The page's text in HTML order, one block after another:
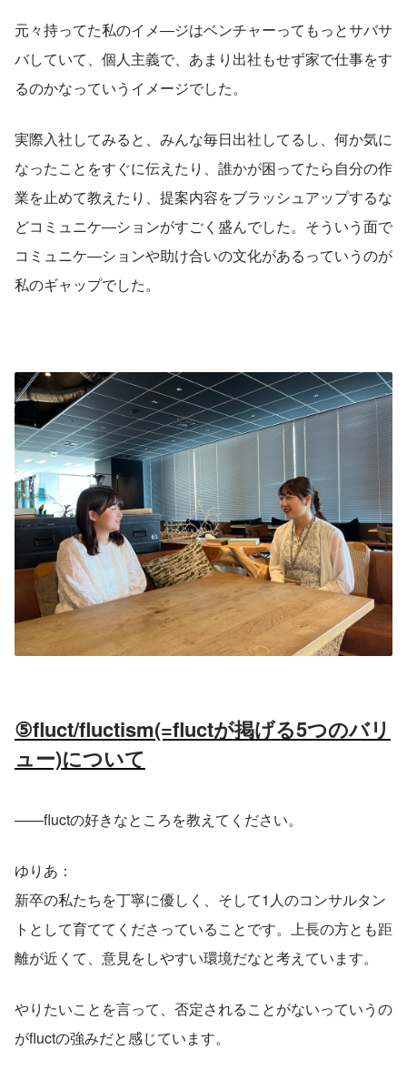
元々持ってた私のイメ―ジはベンチャーってもっとサバサ
バしていて、個人主義で、あまり出社もせず家で仕事をす
るのかなっていうイメージでした。
実際入社してみると、みんな毎日出社してるし、何か気に
なったことをすぐに伝えたり、誰かが困ってたら自分の作
業を止めて教えたり、提案内容をブラッシュアップするな
どコミュニケ―ションがすごく盛んでした。そういう面で
コミュニケ―ションや助け合いの文化があるっていうのが
私のギャップでした。
⑤fluct/fluctism(=fluctが掲げる5つのバリ
ュー)について
——fluctの好きなところを教えてください。
ゆりあ：
新卒の私たちを丁寧に優しく、そして1人のコンサルタン
トとして育ててくださっていることです。上長の方とも距
離が近くて、意見をしやすい環境だなと考えています。
やりたいことを言って、否定されることがないっていうの
がfluctの強みだと感じています。